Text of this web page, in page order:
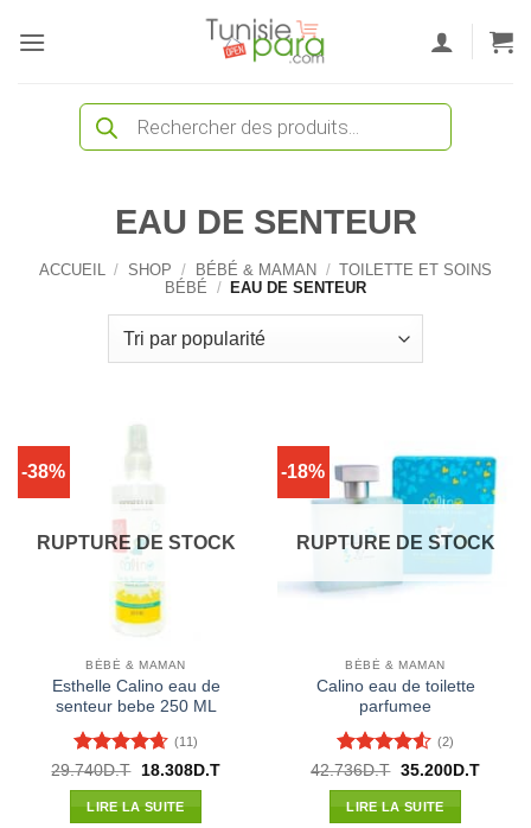
Recherche
produits
EAU DE SENTEUR
ACCUEIL / SHOP / BÉBÉ & MAMAN / TOILETTE ET SOINS
BÉBÉ / EAU DE SENTEUR
-38%
RUPTURE DE STOCK
BÉBÉ & MAMAN
Esthelle Calino eau de
senteur bebe 250 ML
Note4.64
sur 5
(11)
29.740D.T
Le
initial
était :
18.308D.TLe
LIRE LA SUITE
-18%
RUPTURE DE STOCK
BÉBÉ & MAMAN
Calino eau de toilette
parfumee
Note4.5
sur 5
(2)
42.736D.T Le
initial
était :
35.200D.TLe
LIRE LA SUITE